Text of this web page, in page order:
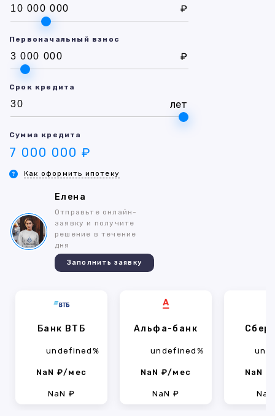
₽
Первоначальный взнос
₽
Срок кредита
лет
Сумма кредита
7 000 000 ₽
Как оформить ипотеку
Елена
Отправьте онлайн-
заявку и получите
решение в течение
дня
Заполнить заявку
Банк ВТБ
undefined%
NaN ₽/мес
NaN ₽
Альфа-банк
undefined%
NaN ₽/мес
NaN ₽
NaN